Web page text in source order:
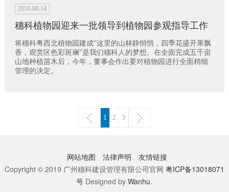
2018-08-14
穗科植物园迎来一批领导到植物园参观指导工作
将穗科粤西北植物园建成“这里的山林静悄悄，四季花盛开果飘
香，观赏区色彩斑斓”是我们穗科人的梦想。在全面完成五千亩
山地种植苗木后，今年，董事会作出要对植物园进行全面精细
管理的决定。
1 2 3
网站地图 法律声明
友情链接
Copyright © 2019 广州穗科建设管理有限公司官网 粤ICP备13018071
号 Designed byWanhu.